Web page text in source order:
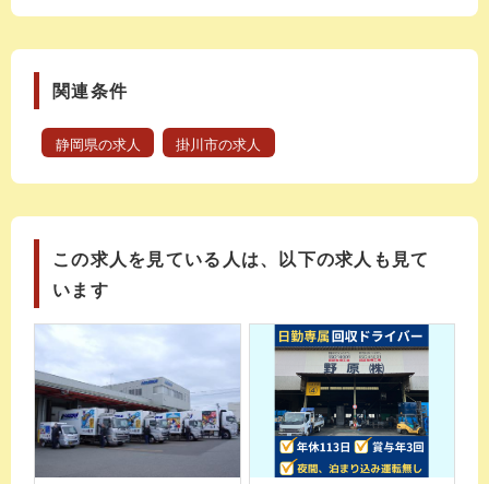
関連条件
静岡県の求人 掛川市の求人
この求人を見ている人は、以下の求人も見て
います